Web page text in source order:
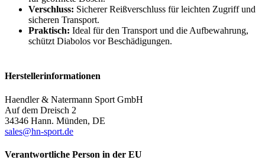
Verschluss: Sicherer Reißverschluss für leichten Zugriff und
sicheren Transport.
Praktisch: Ideal für den Transport und die Aufbewahrung,
schützt Diabolos vor Beschädigungen.
Herstellerinformationen
Haendler & Natermann Sport GmbH
Auf dem Dreisch 2
34346 Hann. Münden, DE
sales@hn-sport.de
Verantwortliche Person in der EU